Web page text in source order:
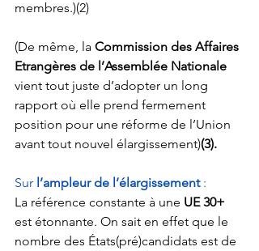
membres.)(2)
(De même, la Commission des Affaires
Etrangères de l’Assemblée Nationale
vient tout juste d’adopter un long
rapport où elle prend fermement
position pour une réforme de l’Union
avant tout nouvel élargissement)(3).
Sur l’ampleur de l’élargissement :
La référence constante à une UE 30+
est étonnante. On sait en effet que le
nombre des États(pré)candidats est de